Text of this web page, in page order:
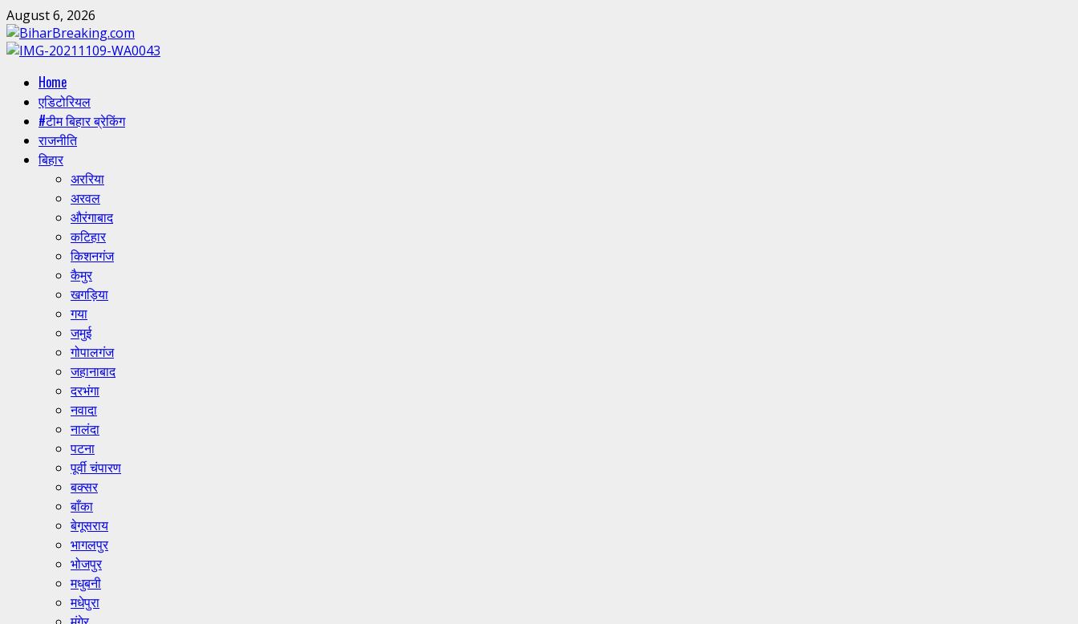
Skip
to
content
August 6, 2026
Primary
Menu
Home
एडिटोरियल
#टीम बिहार ब्रेकिंग
राजनीति
बिहार
अररिया
अरवल
औरंगाबाद
कटिहार
किशनगंज
कैमुर
खगड़िया
गया
जमुई
गोपालगंज
जहानाबाद
दरभंगा
नवादा
नालंदा
पटना
पूर्वी चंपारण
बक्सर
बाँका
बेगूसराय
भागलपुर
भोजपुर
मधुबनी
मधेपुरा